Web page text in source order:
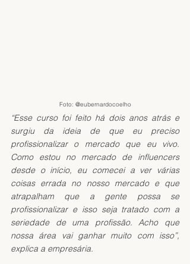
Foto: @eubernardocoelho
“Esse curso foi feito há dois anos atrás e
surgiu da ideia de que eu preciso
profissionalizar o mercado que eu vivo.
Como estou no mercado de influencers
desde o início, eu comecei a ver várias
coisas errada no nosso mercado e que
atrapalham que a gente possa se
profissionalizar e isso seja tratado com a
seriedade de uma profissão. Acho que
nossa área vai ganhar muito com isso”,
explica a empresária.